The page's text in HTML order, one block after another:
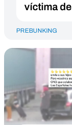
víctima
PREBUNKING